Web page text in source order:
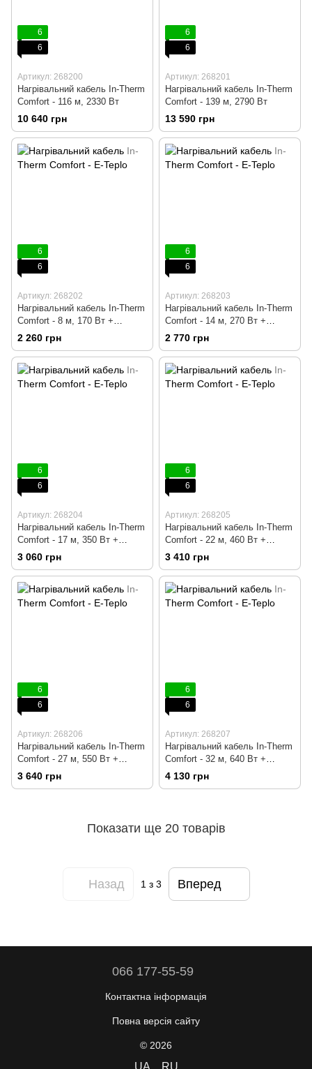
6
6
Артикул: 268200
Нагрівальний кабель In-Therm
Comfort - 116 м, 2330 Вт
10 640 грн
6
6
Артикул: 268201
Нагрівальний кабель In-Therm
Comfort - 139 м, 2790 Вт
13 590 грн
6
6
Артикул: 268202
Нагрівальний кабель In-Therm
Comfort - 8 м, 170 Вт +
механічний терморегулятор
2 260 грн
6
6
Артикул: 268203
Нагрівальний кабель In-Therm
Comfort - 14 м, 270 Вт +
механічний терморегулятор
2 770 грн
6
6
Артикул: 268204
Нагрівальний кабель In-Therm
Comfort - 17 м, 350 Вт +
механічний терморегулятор
3 060 грн
6
6
Артикул: 268205
Нагрівальний кабель In-Therm
Comfort - 22 м, 460 Вт +
механічний терморегулятор
3 410 грн
6
6
Артикул: 268206
Нагрівальний кабель In-Therm
Comfort - 27 м, 550 Вт +
механічний терморегулятор
3 640 грн
6
6
Артикул: 268207
Нагрівальний кабель In-Therm
Comfort - 32 м, 640 Вт +
механічний терморегулятор
4 130 грн
Показати ще 20 товарів
Назад 1з 3 Вперед
066 177-55-59
Контактна інформація
Повна версія сайту
© 2026
UA RU